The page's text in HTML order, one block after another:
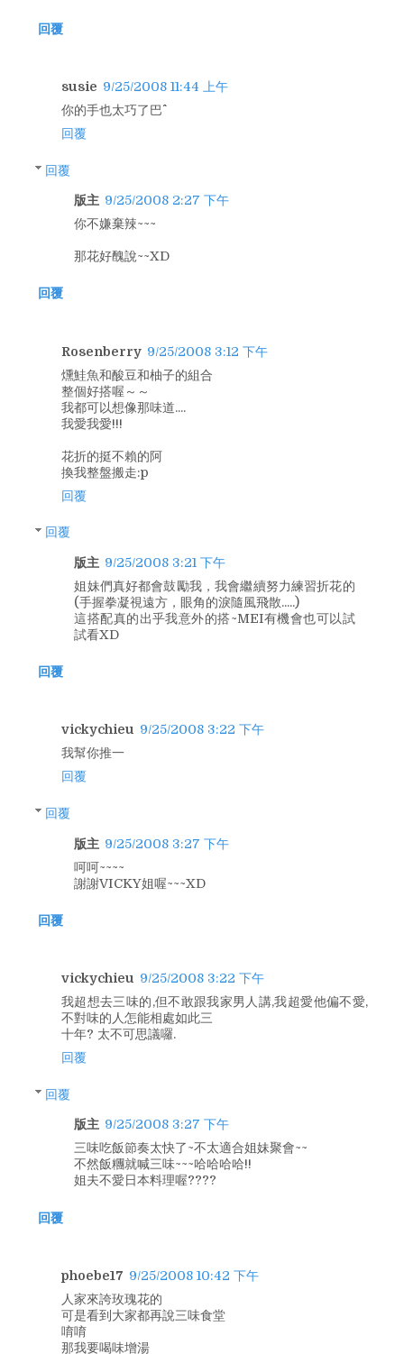
回覆
susie 9/25/2008 11:44 上午
你的手也太巧了巴^^
回覆
回覆
版主 9/25/2008 2:27 下午
你不嫌棄辣~~~
那花好醜說~~XD
回覆
Rosenberry 9/25/2008 3:12 下午
燻鮭魚和酸豆和柚子的組合
整個好搭喔～～
我都可以想像那味道....
我愛我愛!!!
花折的挺不賴的阿
換我整盤搬走:p
回覆
回覆
版主 9/25/2008 3:21 下午
姐妹們真好都會鼓勵我，我會繼續努力練習折花的
(手握拳凝視遠方，眼角的淚隨風飛散.....)
這搭配真的出乎我意外的搭~MEI有機會也可以試
試看XD
回覆
vickychieu 9/25/2008 3:22 下午
我幫你推一
回覆
回覆
版主 9/25/2008 3:27 下午
呵呵~~~~
謝謝VICKY姐喔~~~XD
回覆
vickychieu 9/25/2008 3:22 下午
我超想去三味的,但不敢跟我家男人講,我超愛他偏不愛,
不對味的人怎能相處如此三
十年? 太不可思議囉.
回覆
回覆
版主 9/25/2008 3:27 下午
三味吃飯節奏太快了~不太適合姐妹聚會~~
不然飯糰就喊三味~~~哈哈哈哈!!
姐夫不愛日本料理喔????
回覆
phoebe17 9/25/2008 10:42 下午
人家來誇玫瑰花的
可是看到大家都再說三味食堂
唷唷
那我要喝味增湯